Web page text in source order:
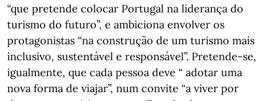
“que pretende colocar Portugal na liderança do
turismo do futuro”, e ambiciona envolver os
protagonistas “na construção de um turismo mais
inclusivo, sustentável e responsável”. Pretende-se,
igualmente, que cada pessoa deve “ adotar uma
nova forma de viajar”, num convite “a viver por